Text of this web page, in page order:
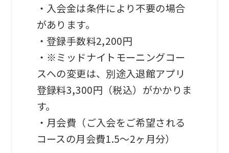
・入会金は条件により不要の場合
があります。
・登録手数料2,200円
・※ミッドナイトモーニングコー
スへの変更は、別途入退館アプリ
登録料3,300円（税込）がかかりま
す。
・月会費（ご入会をご希望される
コースの月会費1.5～2ヶ月分）
English.
the
link
below
(start
translation)
to